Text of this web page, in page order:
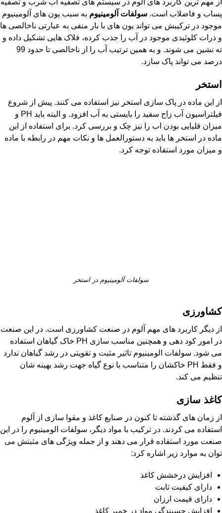
پساب و فاضلاب است. سولفات آلومینیوم به سبب یون های آلومینیوم
موجود در ترکیبش می تواند یون های با بار منفی به عبارتی ناخالصی ها
و ذرات کلوئیدی موجود در آب را جذب کرده، فلاک هایی تشکیل داده و
ته نشین می شوند. و به همین ترتیب آب را از ناخالصی تا حدود 99
درصد می تواند پاک سازد.
استخر
از این ماده در پاک سازی استخر نیز استفاده می کنند. پیش از شروع
فیلتراسیون آب زاج سفید را بایستی به آب افزود. و البته باید PH و
میزان قلیایی بودن اب را نیز چک و بررسی کرد. برای استفاده از این
ماده در استخر ها باید به دستورالعمل ها و نکات مهم در رابطه با ماده
و میزان مورد استفاده توجه کرد.
سولفات آلومینیوم در استخر
کشاورزی
از دیگر کاربرد های مهم آلوم در صنعت کشاورزی است. در این صنعت
در امور کود دهی و همچنین مناسب سازی PH خاک گیاهان استفاده
می شود. سولفات الومینیوم تاثیر مثبت و تقویتی در رشد گیاهان ندارد
و فقط PH خاکشان را متناسب با نوع گیاه جهت رشد بهینه شان
تنظیم می کند.
کاغذ سازی
از زمان های گذشته تا کنون در صنایع کاغذ و مقوا سازی از آلوم
استفاده می کردند. در ترکیب با مواد دیگر، سولفات الومینیوم را در این
صنعت مورد استفاده قرار می دهند و از جمله ویژگی های مثبتش می
توان به موارد زیر اشاره کرد:
افزایش درخشش کاغذ
دارای کیفیت ثابت
دارای قیمت ارزان
افزایش چسبندگی مواد در خمیر کاغذ